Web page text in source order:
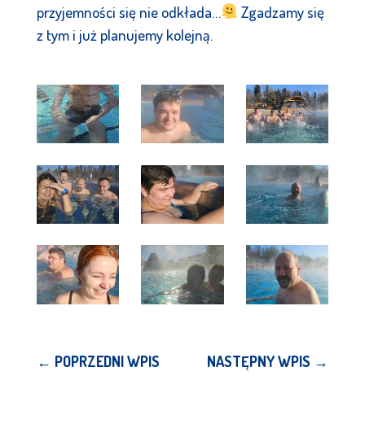
przyjemności się nie odkłada…
Zgadzamy się
z tym i już planujemy kolejną.
← POPRZEDNI WPIS NASTĘPNY WPIS →